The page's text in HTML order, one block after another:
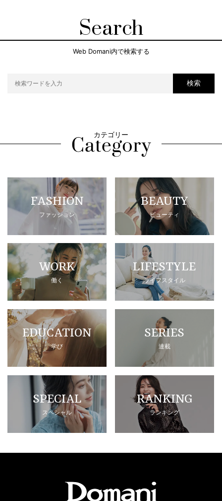
Search
Web Domani内で検索する
検索
カテゴリー
FASHION
ファッション
BEAUTY
ビューティ
WORK
働く
LIFESTYLE
ライフスタイル
EDUCATION
学び
SERIES
連載
SPECIAL
スペシャル
RANKING
ランキング